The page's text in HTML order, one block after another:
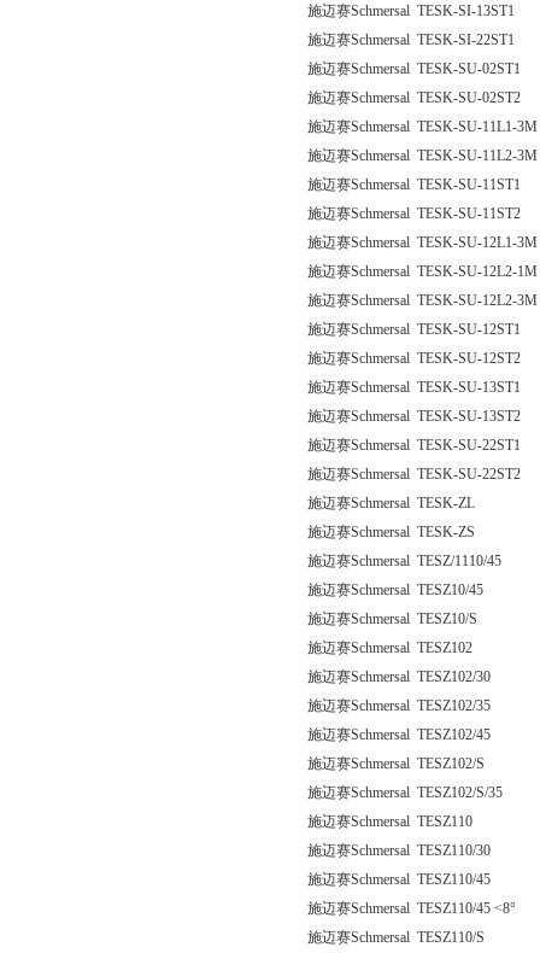
施迈赛Schmersal TESK-SI-13ST1
施迈赛Schmersal TESK-SI-22ST1
施迈赛Schmersal TESK-SU-02ST1
施迈赛Schmersal TESK-SU-02ST2
施迈赛Schmersal TESK-SU-11L1-3M
施迈赛Schmersal TESK-SU-11L2-3M
施迈赛Schmersal TESK-SU-11ST1
施迈赛Schmersal TESK-SU-11ST2
施迈赛Schmersal TESK-SU-12L1-3M
施迈赛Schmersal TESK-SU-12L2-1M
施迈赛Schmersal TESK-SU-12L2-3M
施迈赛Schmersal TESK-SU-12ST1
施迈赛Schmersal TESK-SU-12ST2
施迈赛Schmersal TESK-SU-13ST1
施迈赛Schmersal TESK-SU-13ST2
施迈赛Schmersal TESK-SU-22ST1
施迈赛Schmersal TESK-SU-22ST2
施迈赛Schmersal TESK-ZL
施迈赛Schmersal TESK-ZS
施迈赛Schmersal TESZ/1110/45
施迈赛Schmersal TESZ10/45
施迈赛Schmersal TESZ10/S
施迈赛Schmersal TESZ102
施迈赛Schmersal TESZ102/30
施迈赛Schmersal TESZ102/35
施迈赛Schmersal TESZ102/45
施迈赛Schmersal TESZ102/S
施迈赛Schmersal TESZ102/S/35
施迈赛Schmersal TESZ110
施迈赛Schmersal TESZ110/30
施迈赛Schmersal TESZ110/45
施迈赛Schmersal TESZ110/45 <8°
施迈赛Schmersal TESZ110/S